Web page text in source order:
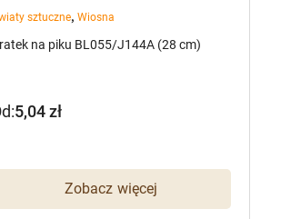
sztuczne, Wiosna
na piku BL055/J144A (28 cm)
Zobacz więcej
5,04zł